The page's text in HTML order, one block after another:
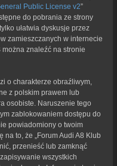
Public License v2”
do pobrania ze strony
ułatwia dyskusje przez
zamieszczanych w internecie
znaleźć na stronie
o charakterze obraźliwym,
z polskim prawem lub
osobiste. Naruszenie tego
zablokowaniem dostępu do
powiadomiony o twoim
to, że „Forum Audi A8 Klub
przenieść lub zamknąć
wszystkich